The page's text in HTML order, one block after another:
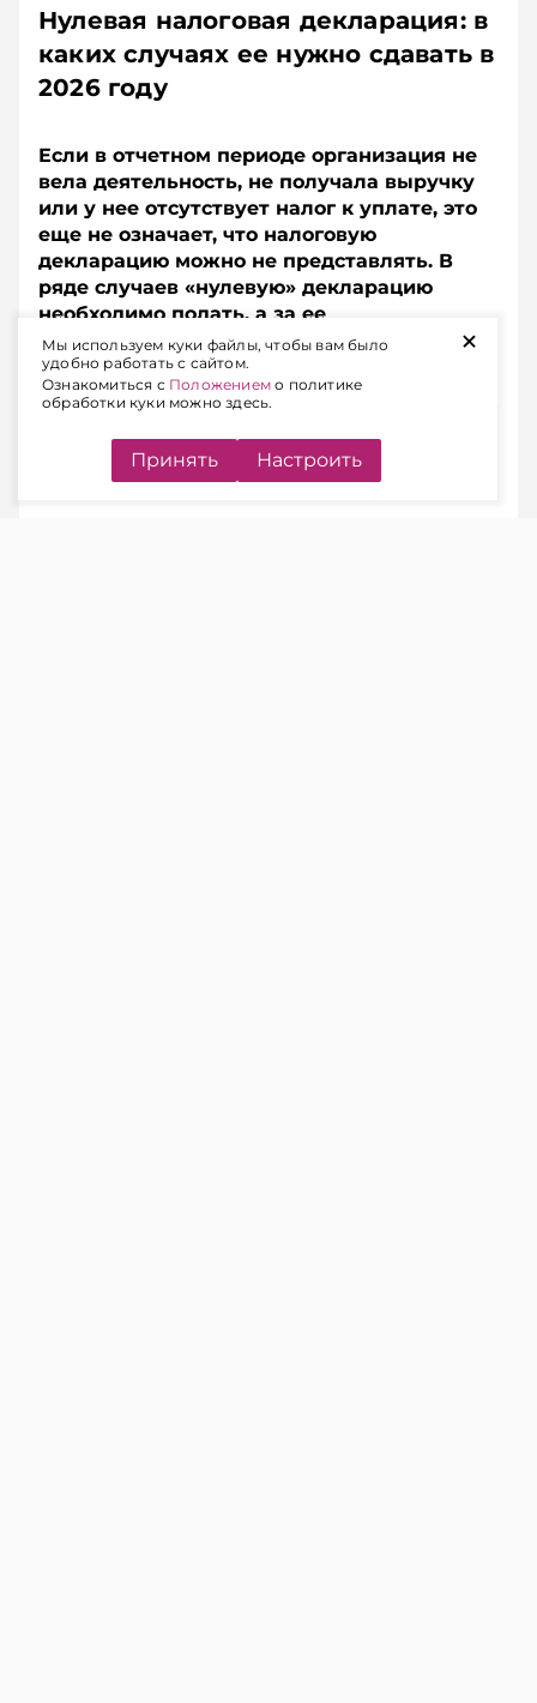
Нулевая налоговая декларация: в
каких случаях ее нужно сдавать в
2026 году
Если в отчетном периоде организация не
вела деятельность, не получала выручку
или у нее отсутствует налог к уплате, это
еще не означает, что налоговую
декларацию можно не представлять. В
ряде случаев «нулевую» декларацию
необходимо подать, а за ее
непредставление предусмотрена
административная ответственность.
Содержание
+
Мы используем куки файлы, чтобы вам было
удобно работать с сайтом.
Ознакомиться с Положением о политике
обработки куки можно здесь.
Принять Настроить